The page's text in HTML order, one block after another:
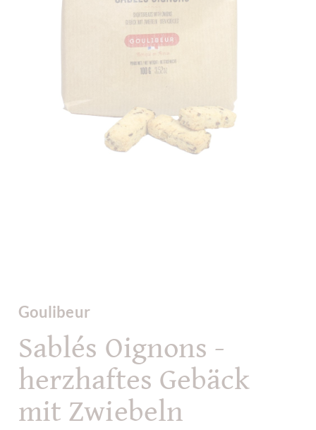
Goulibeur
Sablés Oignons -
herzhaftes Gebäck
mit Zwiebeln